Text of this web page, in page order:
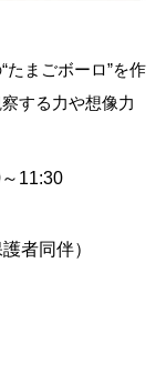
たまごボーロ”を作
する力や想像力
11:30
者同伴）